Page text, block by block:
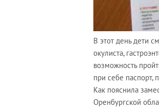
В этот день дети
окулиста,
возможность
при себе
Как пояснила
Оренбургской